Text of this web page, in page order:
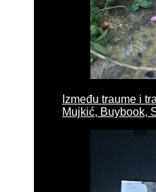
Između traume i
Mujkić, Buybook,